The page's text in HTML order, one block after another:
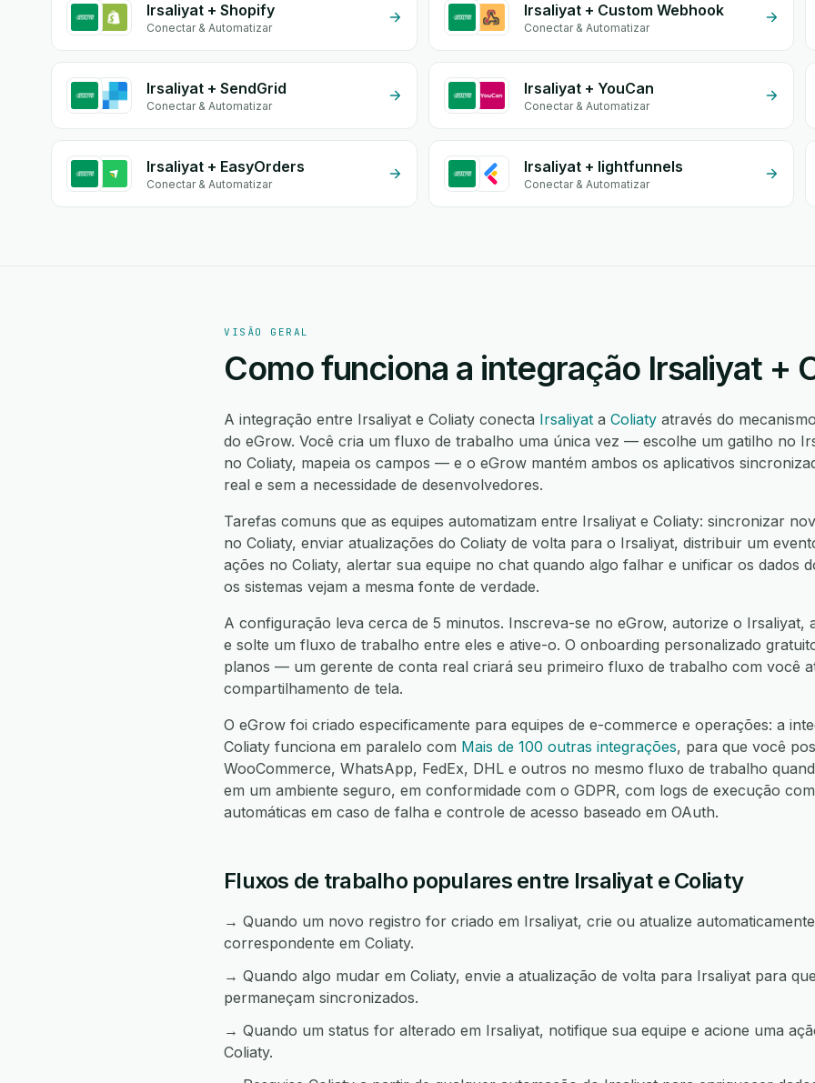
Irsaliyat + Shopify
Conectar & Automatizar
Irsaliyat + Custom Webhook
Conectar & Automatizar
Irsaliyat + SendGrid
Conectar & Automatizar
Irsaliyat + YouCan
Conectar & Automatizar
Irsaliyat + EasyOrders
Conectar & Automatizar
Irsaliyat + lightfunnels
Conectar & Automatizar
VISÃO GERAL
Como funciona a integração Irsaliyat +
A integração entre Irsaliyat e Coliaty conecta Irsaliyat a Coliaty através do
do eGrow. Você cria um fluxo de trabalho uma única vez — escolhe um gatilho no
no Coliaty, mapeia os campos — e o eGrow mantém ambos os aplicativos
real e sem a necessidade de desenvolvedores.
Tarefas comuns que as equipes automatizam entre Irsaliyat e Coliaty: sincronizar
no Coliaty, enviar atualizações do Coliaty de volta para o Irsaliyat, distribuir um
ações no Coliaty, alertar sua equipe no chat quando algo falhar e unificar os dados
os sistemas vejam a mesma fonte de verdade.
A configuração leva cerca de 5 minutos. Inscreva-se no eGrow, autorize o Irsaliyat,
e solte um fluxo de trabalho entre eles e ative-o. O onboarding personalizado
planos — um gerente de conta real criará seu primeiro fluxo de trabalho com você
compartilhamento de tela.
O eGrow foi criado especificamente para equipes de e-commerce e operações: a
Coliaty funciona em paralelo com Mais de 100 outras integrações, para que você
WooCommerce, WhatsApp, FedEx, DHL e outros no mesmo fluxo de trabalho
em um ambiente seguro, em conformidade com o GDPR, com logs de execução
automáticas em caso de falha e controle de acesso baseado em OAuth.
Fluxos de trabalho populares entre Irsaliyat e Coliaty
→ Quando um novo registro for criado em Irsaliyat, crie ou atualize
correspondente em Coliaty.
→ Quando algo mudar em Coliaty, envie a atualização de volta para Irsaliyat para
permaneçam sincronizados.
→ Quando um status for alterado em Irsaliyat, notifique sua equipe e acione uma
Coliaty.